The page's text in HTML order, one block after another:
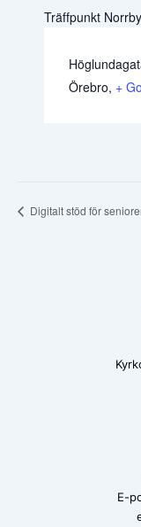
Träffpunkt Norrby
Örebro, +
Digitalt stöd för
E-